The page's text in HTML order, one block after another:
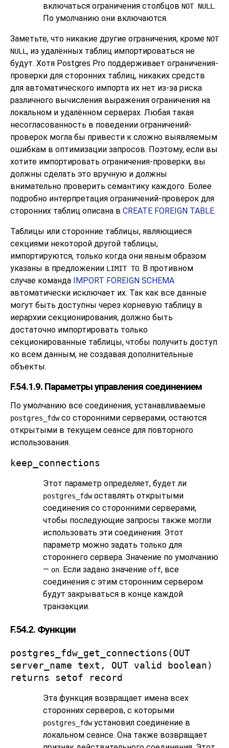
включаться ограничения столбцов NOT NULL .
По умолчанию они включаются.
Заметьте, что никакие другие ограничения, кроме NOT
NULL , из удалённых таблиц импортироваться не
будут. Хотя Postgres Pro поддерживает ограничения-
проверки для сторонних таблиц, никаких средств
для автоматического импорта их нет из-за риска
различного вычисления выражения ограничения на
локальном и удалённом серверах. Любая такая
несогласованность в поведении ограничений-
проверок могла бы привести к сложно выявляемым
ошибкам в оптимизации запросов. Поэтому, если вы
хотите импортировать ограничения-проверки, вы
должны сделать это вручную и должны
внимательно проверить семантику каждого. Более
подробно интерпретация ограничений-проверок для
сторонних таблиц описана в CREATE FOREIGN TABLE.
Таблицы или сторонние таблицы, являющиеся
секциями некоторой другой таблицы,
импортируются, только когда они явным образом
указаны в предложении LIMIT TO. В противном
случае команда IMPORT FOREIGN SCHEMA
автоматически исключает их. Так как все данные
могут быть доступны через корневую таблицу в
иерархии секционирования, должно быть
достаточно импортировать только
секционированные таблицы, чтобы получить доступ
ко всем данным, не создавая дополнительные
объекты.
F.54.1.9. Параметры управления соединением
По умолчанию все соединения, устанавливаемые
postgres_fdwсо сторонними серверами, остаются
открытыми в текущем сеансе для повторного
использования.
keep_connections
Этот параметр определяет, будет ли
postgres_fdwоставлять открытыми
соединения со сторонними серверами,
чтобы последующие запросы также могли
использовать эти соединения. Этот
параметр можно задать только для
стороннего сервера. Значение по умолчанию
— on. Если задано значение off, все
соединения с этим сторонним сервером
будут закрываться в конце каждой
транзакции.
F.54.2. Функции
postgres_fdw_get_connections(OUT
server_name text, OUT valid boolean)
returns setof record
Эта функция возвращает имена всех
сторонних серверов, с которыми
postgres_fdwустановил соединение в
локальном сеансе. Она также возвращает